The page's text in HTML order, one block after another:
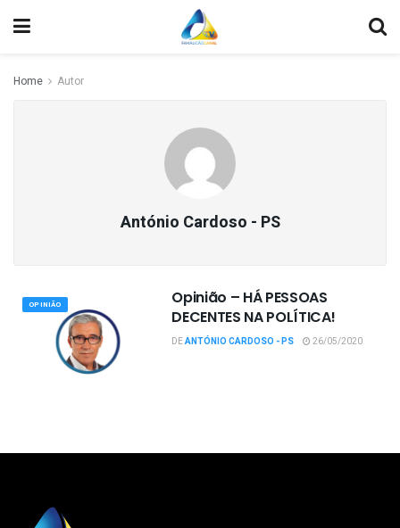
Home Autor
António Cardoso - PS
OPINIÃO
Opinião – HÁ PESSOAS
DECENTES NA POLÍTICA!
DEANTÓNIO CARDOSO - PS 26/05/2020